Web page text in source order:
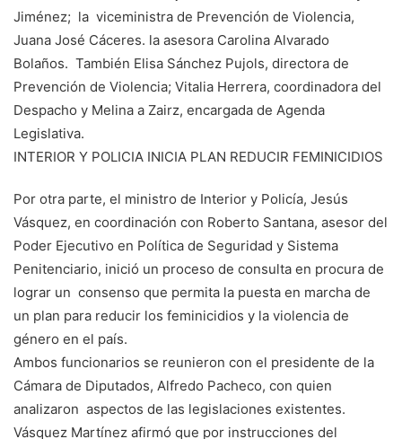
Jiménez; la viceministra de Prevención de Violencia,
Juana José Cáceres. la asesora Carolina Alvarado
Bolaños. También Elisa Sánchez Pujols, directora de
Prevención de Violencia; Vitalia Herrera, coordinadora del
Despacho y Melina a Zairz, encargada de Agenda
Legislativa.
INTERIOR Y POLICIA INICIA PLAN REDUCIR FEMINICIDIOS
Por otra parte, el ministro de Interior y Policía, Jesús
Vásquez, en coordinación con Roberto Santana, asesor del
Poder Ejecutivo en Política de Seguridad y Sistema
Penitenciario, inició un proceso de consulta en procura de
lograr un consenso que permita la puesta en marcha de
un plan para reducir los feminicidios y la violencia de
género en el país.
Ambos funcionarios se reunieron con el presidente de la
Cámara de Diputados, Alfredo Pacheco, con quien
analizaron aspectos de las legislaciones existentes.
Vásquez Martínez afirmó que por instrucciones del